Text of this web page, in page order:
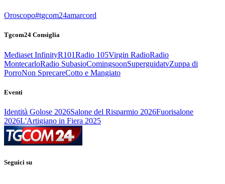
Oroscopo#tgcom24amarcord
Tgcom24 Consiglia
Mediaset InfinityR101Radio 105Virgin RadioRadio
MontecarloRadio SubasioComingsoonSuperguidatvZuppa di
PorroNon SprecareCotto e Mangiato
Eventi
Identità Golose 2026Salone del Risparmio 2026Fuorisalone
2026L'Artigiano in Fiera 2025
Seguici su